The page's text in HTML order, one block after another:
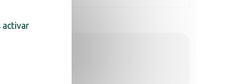
activar